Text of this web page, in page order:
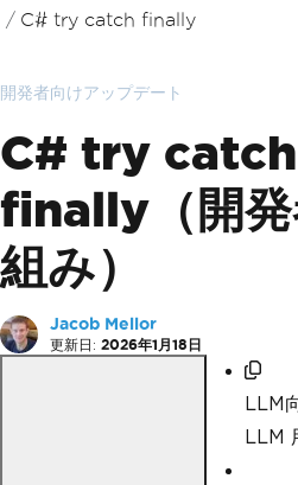
C# try catch finally
開発者向けアップデート
C# try catch
finally（開発
組み）
Jacob Mellor
更新日: 2026年1月18日
LLM
LLM